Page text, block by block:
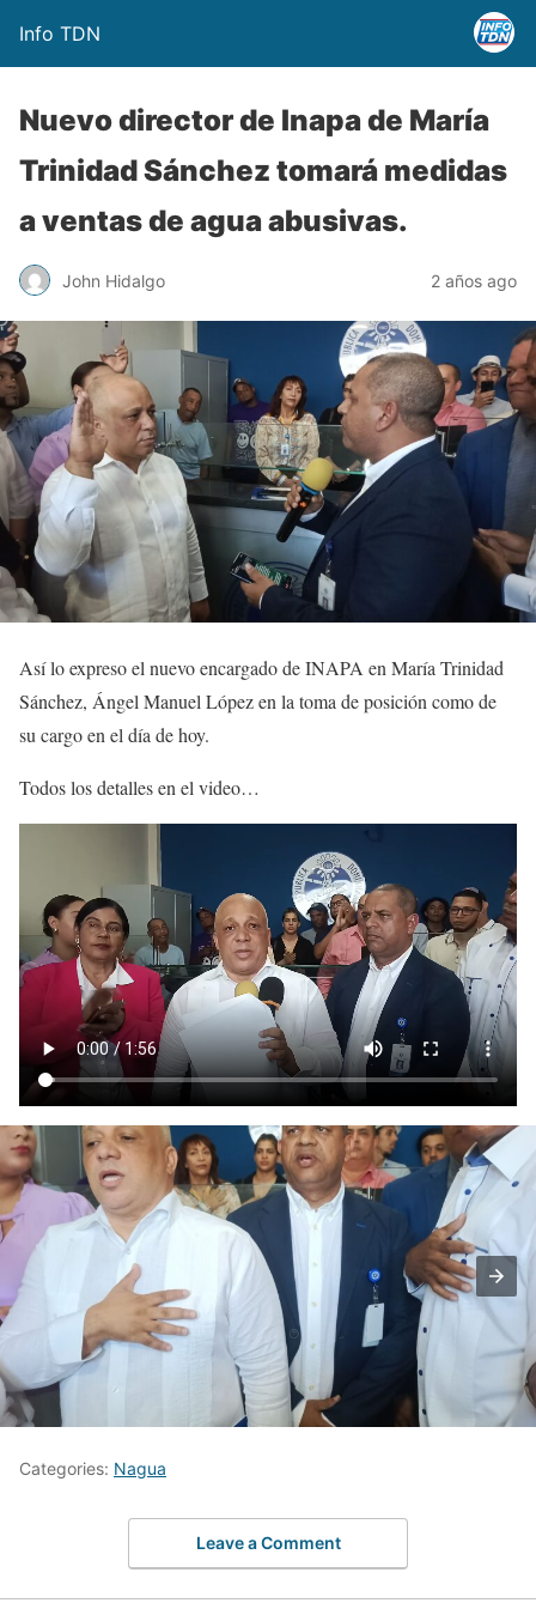
Info TDN
Nuevo director de Inapa de María
Trinidad Sánchez tomará medidas
a ventas de agua abusivas.
John Hidalgo 2 años ago
Así lo expreso el nuevo encargado de INAPA en María Trinidad
Sánchez, Ángel Manuel López en la toma de posición como de
su cargo en el día de hoy.
Todos los detalles en el video…
Categories: Nagua
Leave a Comment